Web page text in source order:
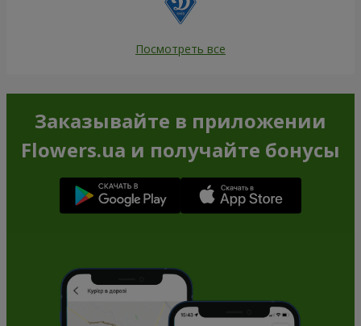
Посмотреть все
Заказывайте в приложении
Flowers.ua и получайте бонусы